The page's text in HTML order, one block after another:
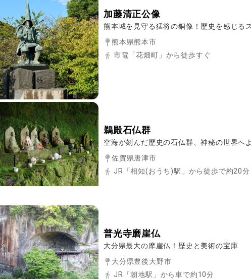
加藤清正公像
熊本城を見守る猛将の銅像！歴史を感じる
熊本県熊本市
市電「花畑町」から徒歩すぐ
鵜殿石仏群
空海が刻んだ歴史の石仏群、神秘の世界へ
佐賀県唐津市
JR「相知(おうち)駅」から徒歩で約20分
普光寺磨崖仏
大分県最大の摩崖仏！歴史と美術の宝庫
大分県豊後大野市
JR「朝地駅」から車で約10分